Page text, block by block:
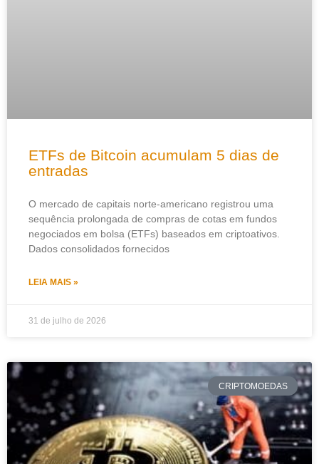
ETFs de Bitcoin acumulam 5 dias de
entradas
O mercado de capitais norte-americano registrou uma
sequência prolongada de compras de cotas em fundos
negociados em bolsa (ETFs) baseados em criptoativos.
Dados consolidados fornecidos
LEIA MAIS »
31 de julho de 2026
CRIPTOMOEDAS